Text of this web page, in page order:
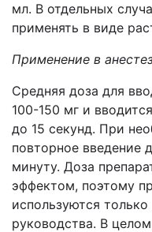
мл. В отдельных
применять в виде
Применение в
Средняя доза для
100-150 мг и
до 15 секунд. При
повторное введение
минуту. Доза
эффектом, поэтому
используются
руководства. В